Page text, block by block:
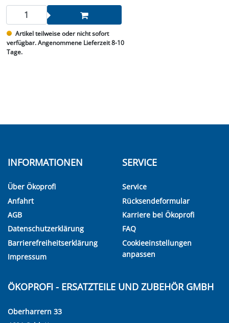
Artikel teilweise oder nicht sofort
verfügbar. Angenommene Lieferzeit 8-10
Tage.
INFORMATIONEN
Über Ökoprofi
Anfahrt
AGB
Datenschutzerklärung
Barrierefreiheitserklärung
Impressum
SERVICE
Service
Rücksendeformular
Karriere bei Ökoprofi
FAQ
Cookieeinstellungen
anpassen
ÖKOPROFI - ERSATZTEILE UND ZUBEHÖR GMBH
Oberharrern 33